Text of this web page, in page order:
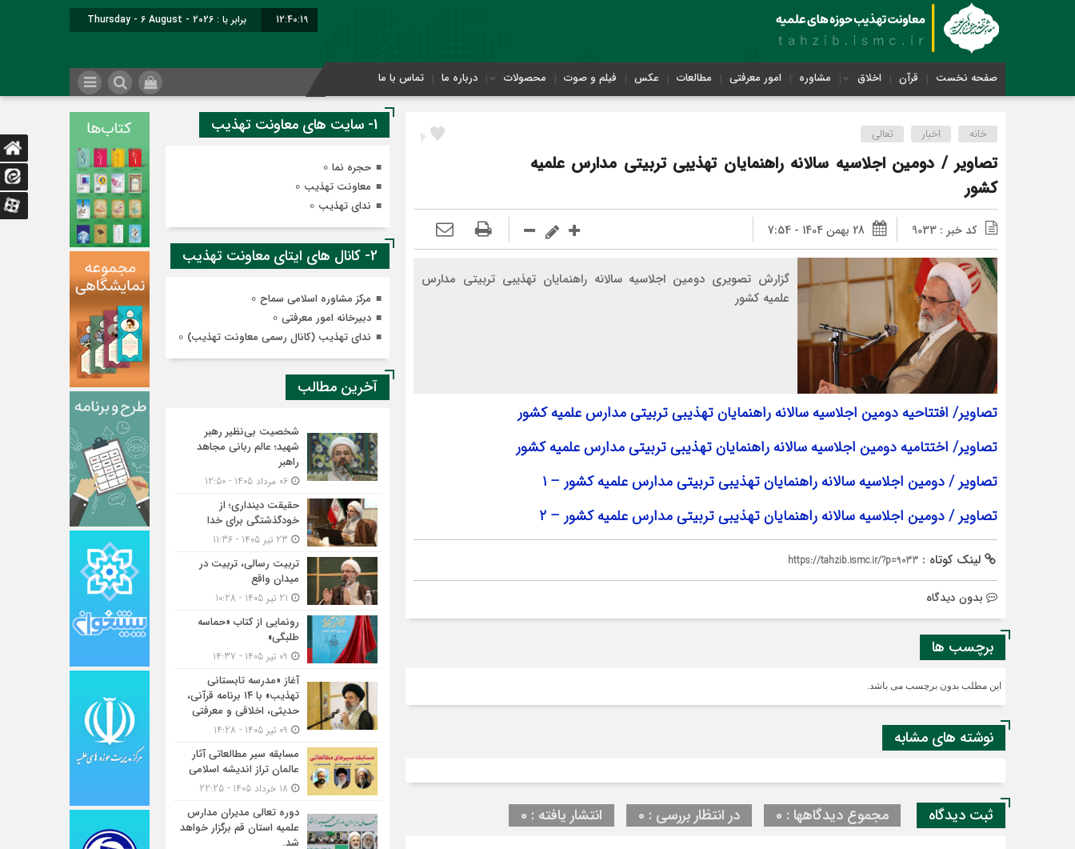
12:40:20 برابر با : Thursday - 6 August - 2026
صفحه نخست قرآن اخلاق مشاوره امور معرفتی مطالعات عکس فیلم و صوت محصولات درباره ما تماس با ما
4 خانه اخبار تعالی
تصاویر / دومین اجلاسیه سالانه راهنمایان تهذیبی تربیتی مدارس علمیه
کشور
کد خبر : 9033 28 بهمن 1404 - 7:54
گزارش تصویری دومین اجلاسیه سالانه راهنمایان تهذیبی تربیتی مدارس
علمیه کشور
تصاویر/ افتتاحیه دومین اجلاسیه سالانه راهنمایان تهذیبی تربیتی مدارس علمیه کشور
تصاویر/ اختتامیه دومین اجلاسیه سالانه راهنمایان تهذیبی تربیتی مدارس علمیه کشور
تصاویر / دومین اجلاسیه سالانه راهنمایان تهذیبی تربیتی مدارس علمیه کشور – ۱
تصاویر / دومین اجلاسیه سالانه راهنمایان تهذیبی تربیتی مدارس علمیه کشور – ۲
لینک کوتاه : https://tahzib.ismc.ir/?p=9033
بدون دیدگاه
برچسب ها
این مطلب بدون برچسب می باشد.
نوشته های مشابه
ثبت دیدگاه مجموع دیدگاهها : 0 در انتظار بررسی : 0 انتشار یافته : 0
1- سایت های معاونت تهذیب
حجره نما
معاونت تهذیب
ندای تهذیب
2- کانال های ایتای معاونت تهذیب
مرکز مشاوره اسلامی سماح
دبیرخانه امور معرفتی
ندای تهذیب (کانال رسمی معاونت تهذیب)
آخرین مطالب
شخصیت بی‌نظیر رهبر
شهید؛ عالم ربانی مجاهد
راهبر
حقیقت دینداری؛ از
خودگذشتگی برای خدا
تربیت رسالی، تربیت در
میدان واقع
رونمایی از کتاب «حماسه
طلبگی»
آغاز «مدرسه تابستانی
تهذیب» با ۱۴ برنامه قرآنی،
حدیثی، اخلاقی و معرفتی
مسابقه سیر مطالعاتی آثار
عالمان تراز اندیشه اسلامی
دوره تعالی مدیران مدارس
علمیه استان قم برگزار خواهد
شد.